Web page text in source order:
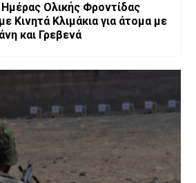
Ολικής Φροντίδας
Κινητά Κλιμάκια για άτομα με
και Γρεβενά